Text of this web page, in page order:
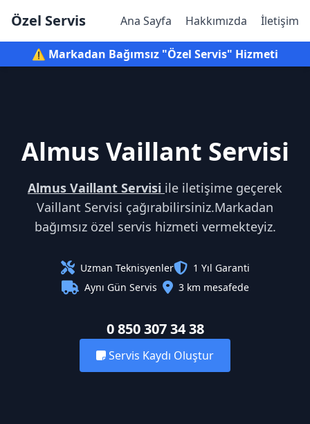
Özel Servis Ana Sayfa Hakkımızda İletişim
⚠️ Markadan Bağımsız "Özel Servis" Hizmeti
Almus Vaillant Servisi
Almus Vaillant Servisi ile iletişime geçerek
Vaillant Servisi çağırabilirsiniz.Markadan
bağımsız özel servis hizmeti vermekteyiz.
Uzman Teknisyenler
1 Yıl Garanti
Aynı Gün Servis
3 km mesafede
0 850 307 34 38
Servis Kaydı Oluştur